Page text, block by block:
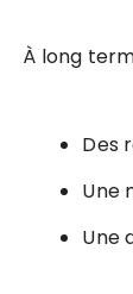
À long
Des
Une
Une